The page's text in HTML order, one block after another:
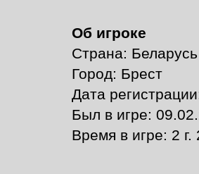
Об игроке
Страна: Беларусь
Город: Брест
Дата
Был в игре:
Время в игре: 2 г.